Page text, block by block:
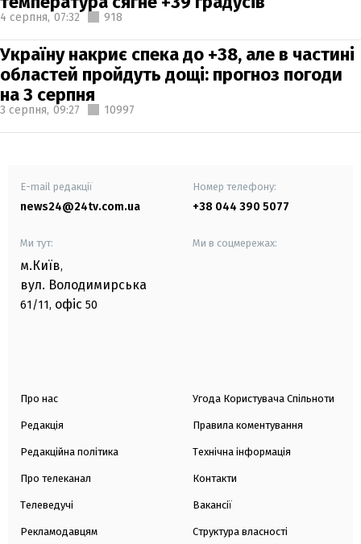
4 серпня, 07:32 918
Україну накриє спека до +38, але в частині
областей пройдуть дощі: прогноз погоди
на 3 серпня
3 серпня, 09:27 10997
E-mail редакції
news24@24tv.com.ua
Номер телефону:
+38 044 390 5077
Ми тут:
м.Київ,
вул. Володимирська
61/11, офіс 50
Ми в соцмережах:
Про нас
Редакція
Редакційна політика
Про телеканал
Телеведучі
Рекламодавцям
Угода Користувача Спільноти
Правила коментування
Технічна інформація
Контакти
Вакансії
Структура власності